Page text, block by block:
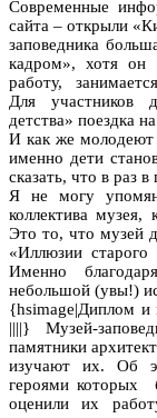
Современные
сайта – открыли
заповедника
кадром», хотя он
работу,
Для участников
детства» поездка
И как же молодеют
именно дети
сказать, что в раз
Я не могу
коллектива
Это то, что музей
«Иллюзии старого
Именно
небольшой (увы!)
{hsimage|Диплом и
||||} Музей-
памятники
изучают их. Об
героями которых
оценили их